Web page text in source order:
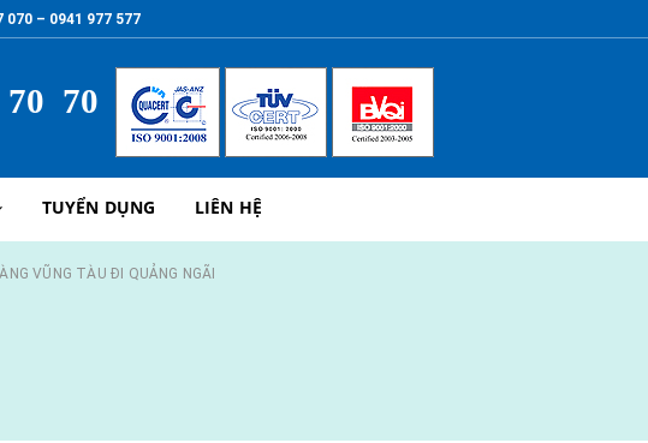
070 – 0941 977 577
70
TUYỂN DỤNG LIÊN HỆ
VŨNG TÀU ĐI QUẢNG NGÃI